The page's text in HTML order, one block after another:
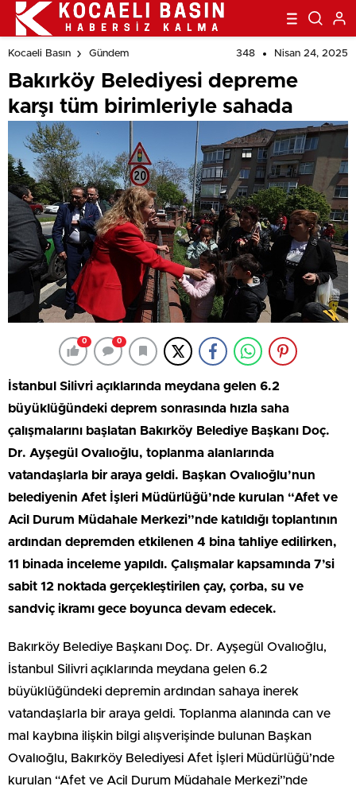
Kocaeli Basın Gündem 348 Nisan 24, 2025
Bakırköy Belediyesi depreme
karşı tüm birimleriyle sahada
0 0
İstanbul Silivri açıklarında meydana gelen 6.2
büyüklüğündeki deprem sonrasında hızla saha
çalışmalarını başlatan Bakırköy Belediye Başkanı Doç.
Dr. Ayşegül Ovalıoğlu, toplanma alanlarında
vatandaşlarla bir araya geldi. Başkan Ovalıoğlu’nun
belediyenin Afet İşleri Müdürlüğü’nde kurulan “Afet ve
Acil Durum Müdahale Merkezi”nde katıldığı toplantının
ardından depremden etkilenen 4 bina tahliye edilirken,
11 binada inceleme yapıldı. Çalışmalar kapsamında 7’si
sabit 12 noktada gerçekleştirilen çay, çorba, su ve
sandviç ikramı gece boyunca devam edecek.
Bakırköy Belediye Başkanı Doç. Dr. Ayşegül Ovalıoğlu,
İstanbul Silivri açıklarında meydana gelen 6.2
büyüklüğündeki depremin ardından sahaya inerek
vatandaşlarla bir araya geldi. Toplanma alanında can ve
mal kaybına ilişkin bilgi alışverişinde bulunan Başkan
Ovalıoğlu, Bakırköy Belediyesi Afet İşleri Müdürlüğü’nde
kurulan “Afet ve Acil Durum Müdahale Merkezi”nde